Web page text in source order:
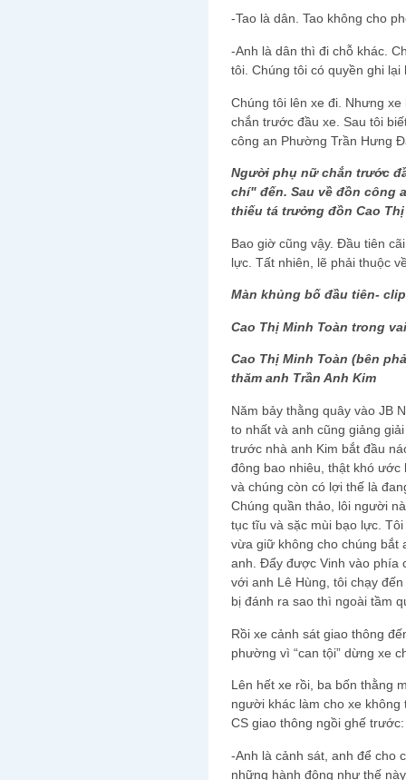
-Tao là dân. Tao không cho
-Anh là dân thì đi chỗ khác.
tôi. Chúng tôi có quyền ghi
Chúng tôi lên xe đi. Nhưng
chắn trước đầu xe. Sau tôi
công an Phường Trần Hưng
Người phụ nữ chắn trước
chí" đến. Sau về đồn công
thiếu tá trưởng đồn Cao
Bao giờ cũng vậy. Đầu tiên
lực. Tất nhiên, lẽ phải thuộc
Màn khủng bố đầu tiên-
Cao Thị Minh Toàn trong
Cao Thị Minh Toàn (bên
thăm anh Trần Anh Kim
Năm bảy thằng quây vào JB
to nhất và anh cũng giảng
trước nhà anh Kim bắt đầu
đông bao nhiêu, thật khó
và chúng còn có lợi thế là
Chúng quần thảo, lôi người
tục tĩu và sặc mùi bạo lực.
vừa giữ không cho chúng bắt
anh. Đẩy được Vinh vào phía
với anh Lê Hùng, tôi chạy
bị đánh ra sao thì ngoài tầm
Rồi xe cảnh sát giao thông
phường vì “can tội” dừng xe
Lên hết xe rồi, ba bốn thằng
người khác làm cho xe
CS giao thông ngồi ghế trước:
-Anh là cảnh sát, anh để cho
những hành động như thế